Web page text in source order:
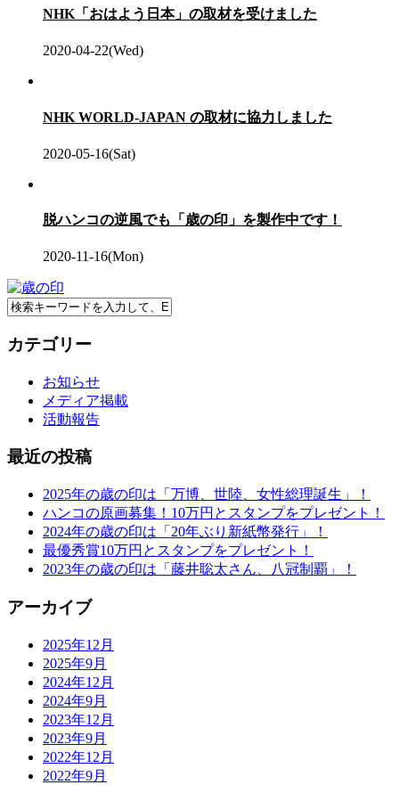
NHK「おはよう日本」の取材を受けました
2020-04-22(Wed)
NHK WORLD-JAPAN の取材に協力しました
2020-05-16(Sat)
脱ハンコの逆風でも「歳の印」を製作中です！
2020-11-16(Mon)
カテゴリー
お知らせ
メディア掲載
活動報告
最近の投稿
2025年の歳の印は「万博、世陸、女性総理誕生」！
ハンコの原画募集！10万円とスタンプをプレゼント！
2024年の歳の印は「20年ぶり新紙幣発行」！
最優秀賞10万円とスタンプをプレゼント！
2023年の歳の印は「藤井聡太さん、八冠制覇」！
アーカイブ
2025年12月
2025年9月
2024年12月
2024年9月
2023年12月
2023年9月
2022年12月
2022年9月